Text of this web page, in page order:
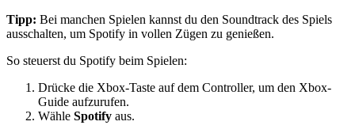
Tipp: Bei manchen Spielen kannst du den Soundtrack des Spiels
ausschalten, um Spotify in vollen Zügen zu genießen.
So steuerst du Spotify beim Spielen:
Drücke die Xbox-Taste auf dem Controller, um den Xbox-
Guide aufzurufen.
Wähle Spotify aus.